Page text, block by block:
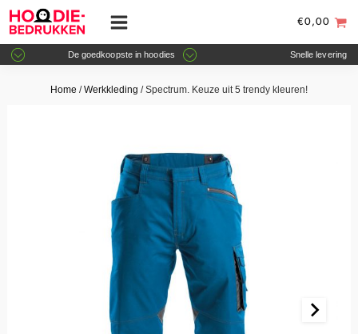
€0,00
De goedkoopste in hoodies Snelle levering
Home /Werkkleding / Spectrum. Keuze uit 5 trendy kleuren!